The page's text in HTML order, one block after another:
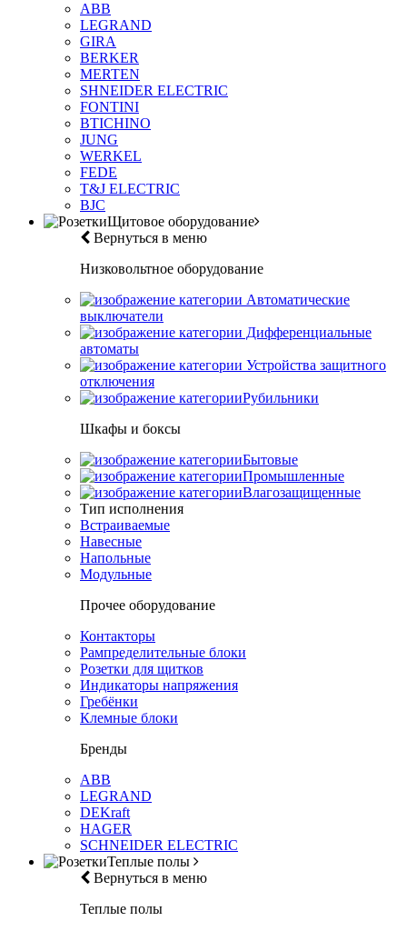
ABB
LEGRAND
GIRA
BERKER
MERTEN
SHNEIDER ELECTRIC
FONTINI
BTICHINO
JUNG
WERKEL
FEDE
T&J ELECTRIC
BJC
Щитовое оборудование
Вернуться в меню
Низковольтное оборудование
Автоматические
выключатели
Дифференциальные
автоматы
Устройства защитного
отключения
Рубильники
Шкафы и боксы
Бытовые
Промышленные
Влагозащищенные
Тип исполнения
Встраиваемые
Навесные
Напольные
Модульные
Прочее оборудование
Контакторы
Рампределительные блоки
Розетки для щитков
Индикаторы напряжения
Гребёнки
Клемные блоки
Бренды
ABB
LEGRAND
DEKraft
HAGER
SCHNEIDER ELECTRIC
Теплые полы
Вернуться в меню
Теплые полы